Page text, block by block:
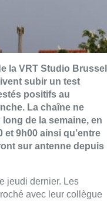
la VRT Studio Brussel
subir un test
positifs au
La chaîne ne
de la semaine, en
9h00 ainsi qu’entre
sur antenne depuis
jeudi dernier. Les
avec leur collègue